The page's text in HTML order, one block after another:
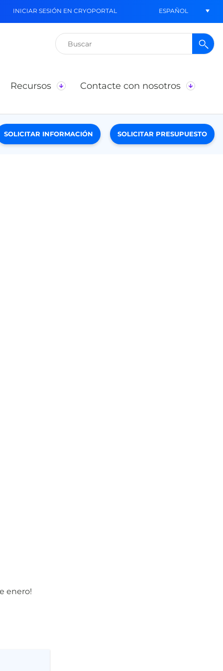
INICIAR SESIÓN EN CRYOPORTAL ESPAÑOL
Buscar:
Recursos Contacte con nosotros
SOLICITAR INFORMACIÓN SOLICITAR PRESUPUESTO
enero!